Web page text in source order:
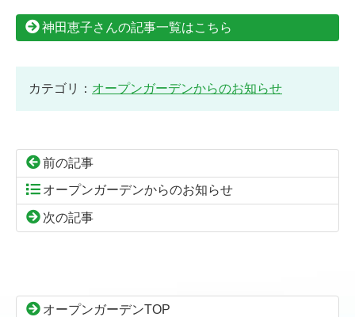
神田恵子さんの記事一覧はこちら
カテゴリ： オープンガーデンからのお知らせ
前の記事
オープンガーデンからのお知らせ
次の記事
ン
の
オープンガーデンTOP